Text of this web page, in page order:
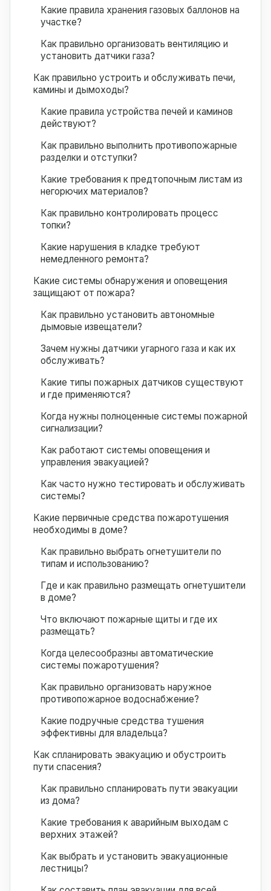
Какие правила хранения газовых баллонов на
участке?
Как правильно организовать вентиляцию и
установить датчики газа?
Как правильно устроить и обслуживать печи,
камины и дымоходы?
Какие правила устройства печей и каминов
действуют?
Как правильно выполнить противопожарные
разделки и отступки?
Какие требования к предтопочным листам из
негорючих материалов?
Как правильно контролировать процесс
топки?
Какие нарушения в кладке требуют
немедленного ремонта?
Какие системы обнаружения и оповещения
защищают от пожара?
Как правильно установить автономные
дымовые извещатели?
Зачем нужны датчики угарного газа и как их
обслуживать?
Какие типы пожарных датчиков существуют
и где применяются?
Когда нужны полноценные системы пожарной
сигнализации?
Как работают системы оповещения и
управления эвакуацией?
Как часто нужно тестировать и обслуживать
системы?
Какие первичные средства пожаротушения
необходимы в доме?
Как правильно выбрать огнетушители по
типам и использованию?
Где и как правильно размещать огнетушители
в доме?
Что включают пожарные щиты и где их
размещать?
Когда целесообразны автоматические
системы пожаротушения?
Как правильно организовать наружное
противопожарное водоснабжение?
Какие подручные средства тушения
эффективны для владельца?
Как спланировать эвакуацию и обустроить
пути спасения?
Как правильно спланировать пути эвакуации
из дома?
Какие требования к аварийным выходам с
верхних этажей?
Как выбрать и установить эвакуационные
лестницы?